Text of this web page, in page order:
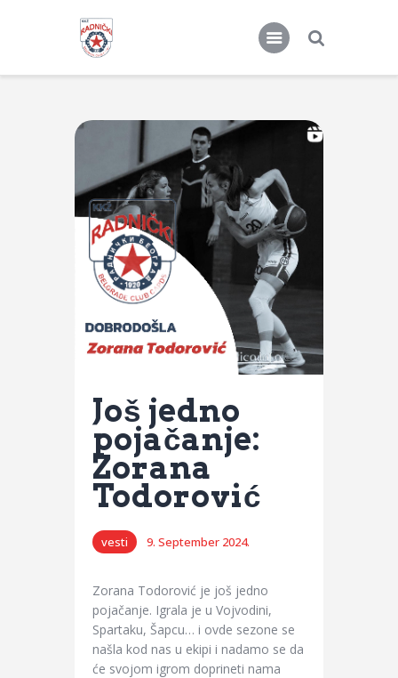
KKŽ Radnički
Seniorke
Novosti
Kontakt
Još jedno
pojačanje:
Zorana
Todorović
vesti 9. September 2024.
Zorana Todorović je još jedno
pojačanje. Igrala je u Vojvodini,
Spartaku, Šapcu… i ovde sezone se
našla kod nas u ekipi i nadamo se da
će svojom igrom doprineti nama